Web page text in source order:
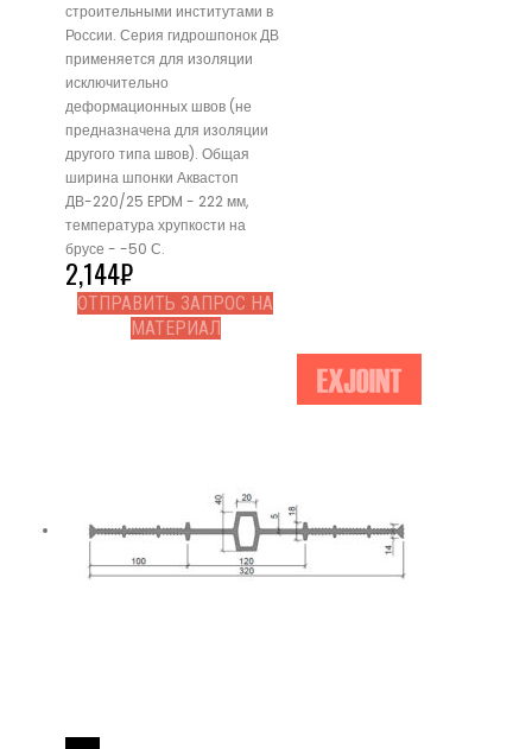
строительными институтами в
России. Серия гидрошпонок ДВ
применяется для изоляции
исключительно
деформационных швов (не
предназначена для изоляции
другого типа швов). Общая
ширина шпонки Аквастоп
ДВ-220/25 EPDM - 222 мм,
температура хрупкости на
брусе - -50 С.
2,144₽
ОТПРАВИТЬ ЗАПРОС НА
МАТЕРИАЛ